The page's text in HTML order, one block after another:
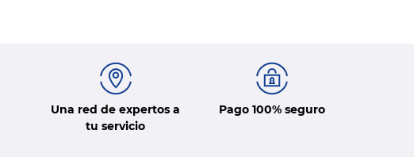
Una red de expertos a
tu servicio
Pago 100% seguro